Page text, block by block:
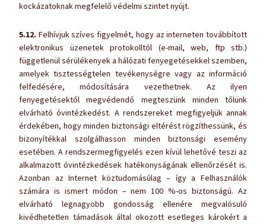
kockázatoknak megfelelő védelmi szintet nyújt.
5.12. Felhívjuk szíves figyelmét, hogy az interneten továbbított
elektronikus üzenetek protokolltól (e-mail, web, ftp stb.)
függetlenül sérülékenyek a hálózati fenyegetésekkel szemben,
amelyek tisztességtelen tevékenységre vagy az információ
felfedésére, módosítására vezethetnek. Az ilyen
fenyegetésektől megvédendő megteszünk minden tőlünk
elvárható óvintézkedést. A rendszereket megfigyeljük annak
érdekében, hogy minden biztonsági eltérést rögzíthessünk, és
bizonyítékkal szolgálhasson minden biztonsági esemény
esetében. A rendszermegfigyelés ezen kívül lehetővé teszi az
alkalmazott óvintézkedések hatékonyságának ellenőrzését is.
Azonban az Internet köztudomásúlag – így a Felhasználók
számára is ismert módon – nem 100 %-os biztonságú. Az
elvárható legnagyobb gondosság ellenére megvalósuló
kivédhetetlen támadások által okozott esetleges károkért a